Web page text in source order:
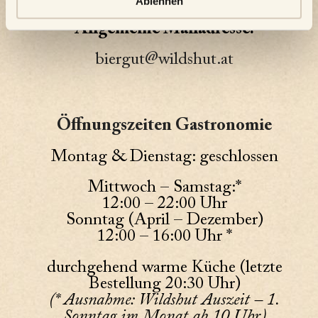
Allgemeine Mailadresse:
biergut@wildshut.at
Öffnungszeiten Gastronomie
Montag & Dienstag: geschlossen
Mittwoch – Samstag:*
12:00 – 22:00 Uhr
Sonntag (April – Dezember)
12:00 – 16:00 Uhr *
durchgehend warme Küche (letzte
Bestellung 20:30 Uhr)
(* Ausnahme: Wildshut Auszeit – 1.